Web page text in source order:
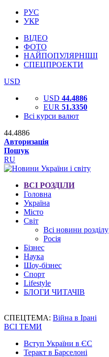
РУС
УКР
ВІДЕО
ФОТО
НАЙПОПУЛЯРНІШІ
СПЕЦПРОЕКТИ
USD
USD 44.4886
EUR 51.3350
Всі курси валют
44.4886
Авторизація
Пошук
RU
ВСІ РОЗДІЛИ
Головна
Україна
Місто
Світ
Всі новини розділу
Росія
Бізнес
Наука
Шоу-бізнес
Спорт
Lifestyle
БЛОГИ ЧИТАЧІВ
СПЕЦТЕМА: Війна в Ірані
ВСІ ТЕМИ
Вступ України в ЄС
Теракт в Барселоні